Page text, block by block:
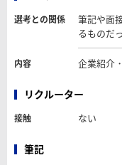
選考との関係
筆記や面
るものだ
内容 企業紹介
リクルーター
接触 ない
筆記